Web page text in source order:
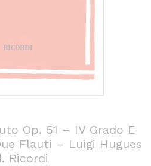
Op. 51 – IV Grado E
Flauti – Luigi Hugues
Ricordi